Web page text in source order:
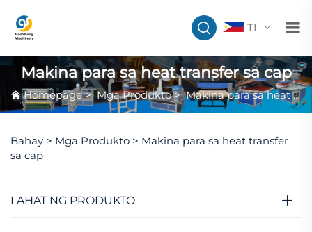
TL
Makina para sa heat transfer sa cap
Homepage>Mga Produkto>Makina para sa heat transfer sa cap
Bahay > Mga Produkto > Makina para sa heat transfer
sa cap
LAHAT NG PRODUKTO